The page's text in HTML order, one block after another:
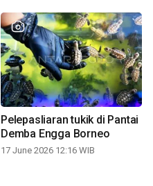
Pelepasliaran tukik di Pantai
Demba Engga Borneo
17 June 2026 12:16 WIB